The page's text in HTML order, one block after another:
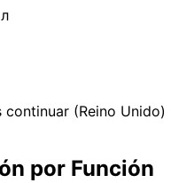
(Reino Unido)
por Función